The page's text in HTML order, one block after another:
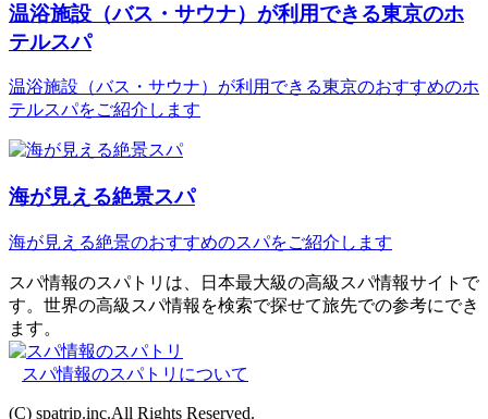
温浴施設（バス・サウナ）が利用できる東京のホ
テルスパ
温浴施設（バス・サウナ）が利用できる東京のおすすめのホ
テルスパをご紹介します
海が見える絶景スパ
海が見える絶景のおすすめのスパをご紹介します
スパ情報のスパトリは、日本最大級の高級スパ情報サイトで
す。世界の高級スパ情報を検索で探せて旅先での参考にでき
ます。
スパ情報のスパトリについて
(C) spatrip.inc.All Rights Reserved.